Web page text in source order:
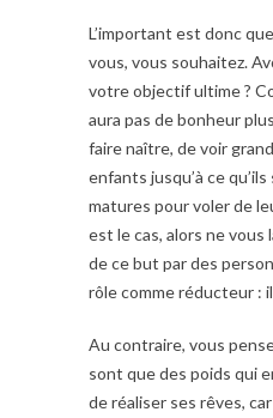
L’important est donc
vous, vous souhaitez.
votre objectif ultime ?
aura pas de bonheur
faire naître, de voir
enfants jusqu’à ce
matures pour voler de
est le cas, alors ne vous
de ce but par des
rôle comme réducteur :
Au contraire, vous
sont que des poids qui
de réaliser ses rêves,